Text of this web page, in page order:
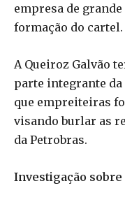
empresa de
formação do cartel.
A Queiroz Galvão
parte integrante da
que empreiteiras
visando burlar as
da Petrobras.
Investigação sobre